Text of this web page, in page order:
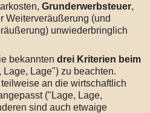
Grunderwerbsteuer,
Weiterveräußerung (und
unwiederbringlich
bekannten drei Kriterien beim
Lage") zu beachten.
an die wirtschaftlich
("Lage, Lage,
sind auch etwaige